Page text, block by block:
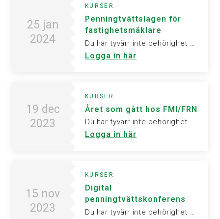
25 jan
2024
KURSER
Penningtvättslagen för
fastighetsmäklare
Logga in här
19 dec
2023
KURSER
Året som gått hos FMI/FRN
Du har tyvärr inte behörighet att visa denna sida. Vänligen logga in för att ta del av informationen.
Logga in här
15 nov
2023
KURSER
Digital
penningtvättskonferens